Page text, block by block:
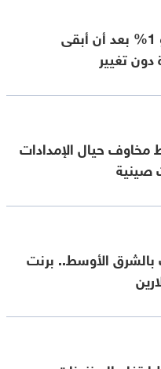
النفط يرتفع بنحو 1% بعد أن أبقى
دون تغيير
مخاوف حيال الإمدادات
صينية
بالشرق الأوسط.. برنت